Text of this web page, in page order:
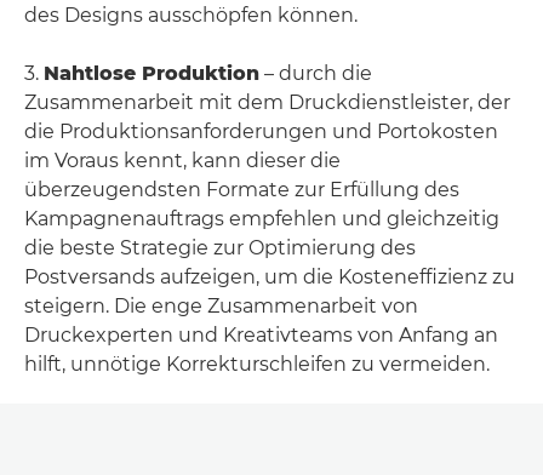
des Designs ausschöpfen können.
3. Nahtlose Produktion – durch die
Zusammenarbeit mit dem Druckdienstleister, der
die Produktionsanforderungen und Portokosten
im Voraus kennt, kann dieser die
überzeugendsten Formate zur Erfüllung des
Kampagnenauftrags empfehlen und gleichzeitig
die beste Strategie zur Optimierung des
Postversands aufzeigen, um die Kosteneffizienz zu
steigern. Die enge Zusammenarbeit von
Druckexperten und Kreativteams von Anfang an
hilft, unnötige Korrekturschleifen zu vermeiden.